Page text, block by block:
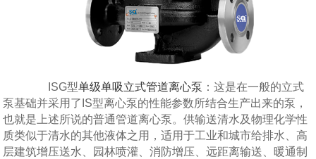
ISG型单级单吸立式管道离心泵 ：这是在一般的立式
泵基础并采用了IS型离心泵的性能参数所结合生产出来的泵，
也就是上述所说的普通管道离心泵。供输送清水及物理化学性
质类似于清水的其他液体之用，适用于工业和城市给排水、高
层建筑增压送水、园林喷灌、消防增压、远距离输送、暖通制